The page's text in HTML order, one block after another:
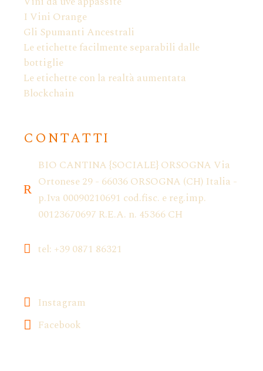
I Vini Orange
Gli Spumanti Ancestrali
Le etichette facilmente separabili dalle
bottiglie
Le etichette con la realtà aumentata
Blockchain
CONTATTI
BIO CANTINA {SOCIALE} ORSOGNA Via
Ortonese 29 - 66036 ORSOGNA (CH) Italia -
p.Iva 00090210691 cod.fisc. e reg.imp.
00123670697 R.E.A. n. 45366 CH
tel: +39 0871 86321
Instagram
Facebook